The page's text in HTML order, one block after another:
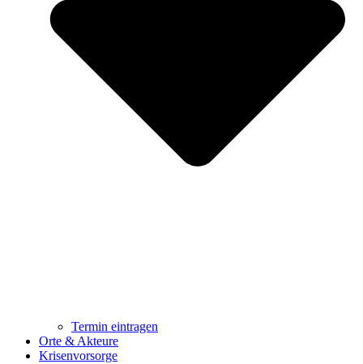
Termin eintragen
Orte & Akteure
Krisenvorsorge